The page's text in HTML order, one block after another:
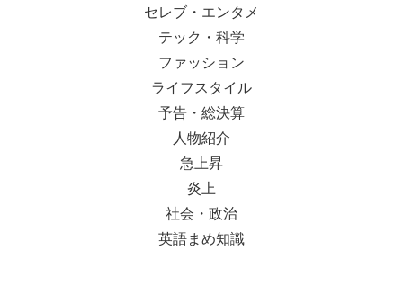
セレブ・エンタメ
テック・科学
ファッション
ライフスタイル
予告・総決算
人物紹介
急上昇
炎上
社会・政治
英語まめ知識